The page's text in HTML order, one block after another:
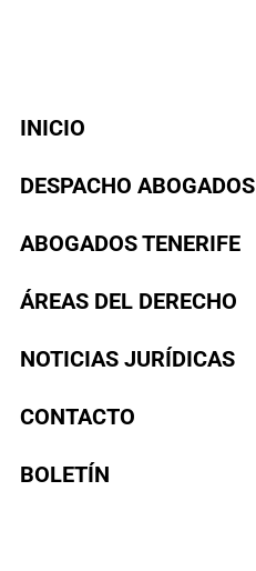
INICIO
DESPACHO ABOGADOS
ABOGADOS TENERIFE
ÁREAS DEL DERECHO
NOTICIAS JURÍDICAS
CONTACTO
BOLETÍN